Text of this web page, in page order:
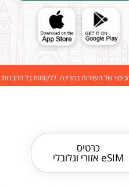
של השירות במדינה. ללקוחות כל החברות
כרטיס
eSIM אזורי וגלובלי